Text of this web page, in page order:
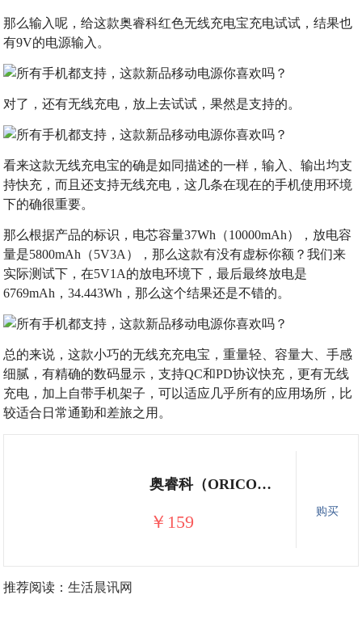
那么输入呢，给这款奥睿科红色无线充电宝充电试试，结果也
有9V的电源输入。
对了，还有无线充电，放上去试试，果然是支持的。
看来这款无线充电宝的确是如同描述的一样，输入、输出均支
持快充，而且还支持无线充电，这几条在现在的手机使用环境
下的确很重要。
那么根据产品的标识，电芯容量37Wh（10000mAh），放电容
量是5800mAh（5V3A），那么这款有没有虚标你额？我们来
实际测试下，在5V1A的放电环境下，最后最终放电是
6769mAh，34.443Wh，那么这个结果还是不错的。
总的来说，这款小巧的无线充充电宝，重量轻、容量大、手感
细腻，有精确的数码显示，支持QC和PD协议快充，更有无线
充电，加上自带手机架子，可以适应几乎所有的应用场所，比
较适合日常通勤和差旅之用。
奥睿科（ORICO）无线充电宝10000毫安iPhone11便携无线充电器PD双向快充移动电源带支架 红色【充电宝+无线充电器】二合一
￥159 购买
推荐阅读：生活晨讯网